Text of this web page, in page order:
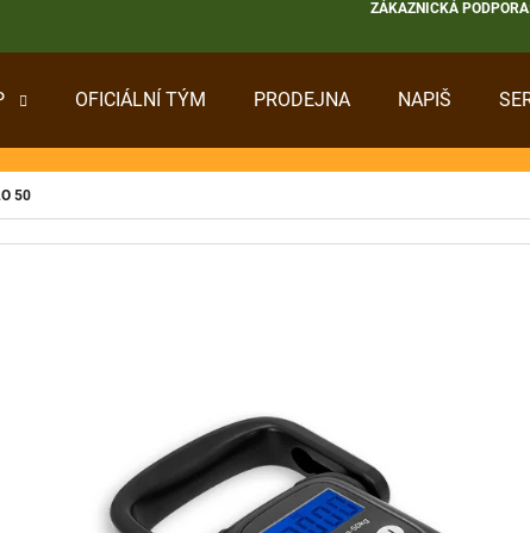
ZÁKAZNICKÁ
OFICIÁLNÍ TÝM PRODEJNA NAPIŠ
50
NAJÍT?
HLEDAT